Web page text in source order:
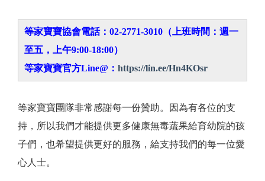
等家寶寶協會電話：02-2771-3010（上班時間：週一
至五，上午9:00-18:00）
等家寶寶官方Line@： https://lin.ee/Hn4KOsr
等家寶寶團隊非常感謝每一份贊助。因為有各位的支
持，所以我們才能提供更多健康無毒蔬果給育幼院的孩
子們，也希望提供更好的服務，給支持我們的每一位愛
心人士。